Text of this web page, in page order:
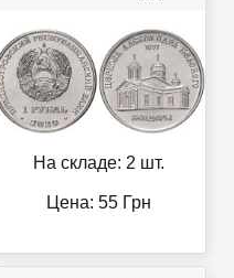
На складе: 2 шт.
Цена: 55Грн